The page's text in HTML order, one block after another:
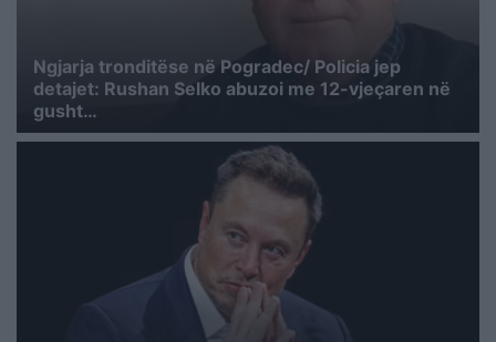
Ngjarja tronditëse në Pogradec/ Policia jep
detajet: Rushan Selko abuzoi me 12-vjeçaren në
gusht…